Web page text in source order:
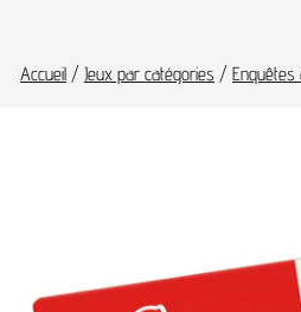
Accueil / Jeux par catégories / Enquêtes